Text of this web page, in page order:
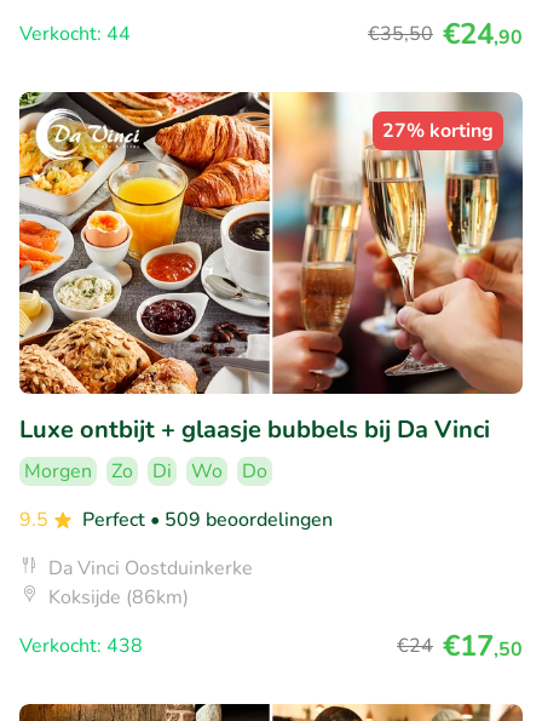
Verkocht: 44
€35,50 €24,90
27% korting
Luxe ontbijt + glaasje bubbels bij Da Vinci
Morgen Zo Di Wo
Do
9.5
Perfect • 509 beoordelingen
Da Vinci Oostduinkerke
Koksijde (86km)
Verkocht: 438
€24 €17,50